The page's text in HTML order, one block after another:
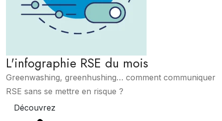
L'infographie RSE du mois
Greenwashing, greenhushing… comment communiquer
RSE sans se mettre en risque ?
Découvrez